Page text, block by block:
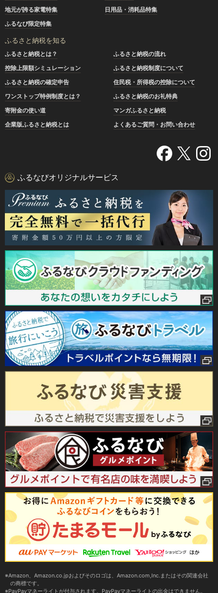
地元が誇る家電特集
日用品・消耗品特集
ふるなび限定特集
ふるさと納税を知る
ふるさと納税とは？
ふるさと納税の流れ
控除上限額シミュレーション
ふるさと納税制度について
ふるさと納税の確定申告
住民税・所得税の控除について
ワンストップ特例制度とは？
ふるさと納税のお礼特典
寄附金の使い道
マンガふるさと納税
企業版ふるさと納税とは
よくあるご質問・お問い合わせ
ふるなびオリジナルサービス
Amazon、Amazon.co.jpおよびそのロゴは、Amazon.com,Inc.またはその関連会社
の商標です。
PayPayマネーライトが付与されます。PayPayマネーライトの出金はできません。